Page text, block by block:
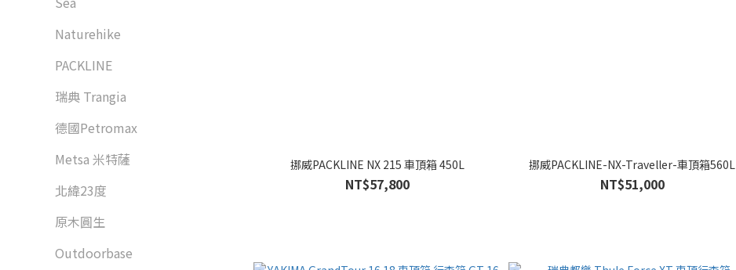
Naturehike
PACKLINE
瑞典 Trangia
德國Petromax
Metsa 米特薩
北緯23度
原木圓生
Outdoorbase
挪威PACKLINE NX 215 車頂箱 450L
NT$57,800
挪威PACKLINE-NX-Traveller-車頂箱560L
NT$51,000